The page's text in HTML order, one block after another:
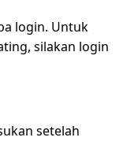
login. Untuk
silakan login
setelah